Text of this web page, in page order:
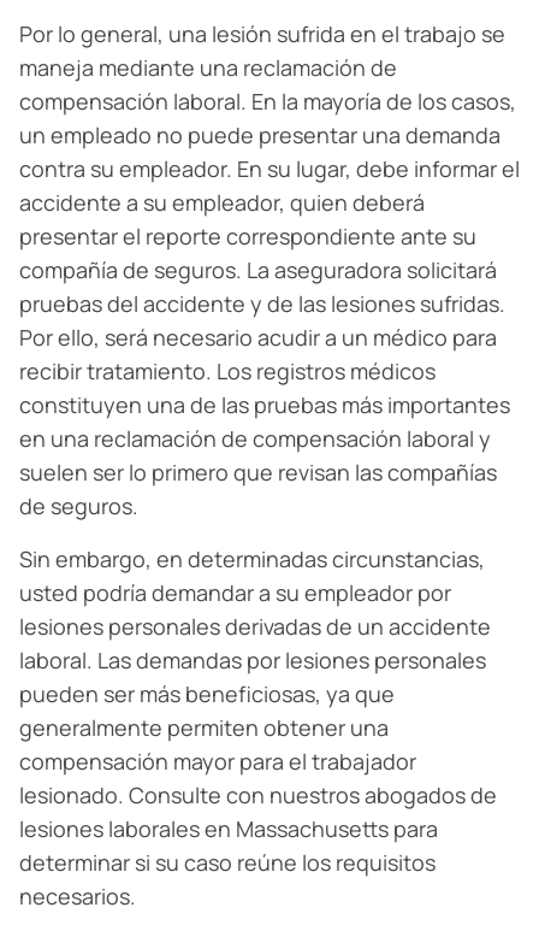
Por lo general, una lesión sufrida en el trabajo se
maneja mediante una reclamación de
compensación laboral. En la mayoría de los casos,
un empleado no puede presentar una demanda
contra su empleador. En su lugar, debe informar el
accidente a su empleador, quien deberá
presentar el reporte correspondiente ante su
compañía de seguros. La aseguradora solicitará
pruebas del accidente y de las lesiones sufridas.
Por ello, será necesario acudir a un médico para
recibir tratamiento. Los registros médicos
constituyen una de las pruebas más importantes
en una reclamación de compensación laboral y
suelen ser lo primero que revisan las compañías
de seguros.
Sin embargo, en determinadas circunstancias,
usted podría demandar a su empleador por
lesiones personales derivadas de un accidente
laboral. Las demandas por lesiones personales
pueden ser más beneficiosas, ya que
generalmente permiten obtener una
compensación mayor para el trabajador
lesionado. Consulte con nuestros abogados de
lesiones laborales en Massachusetts para
determinar si su caso reúne los requisitos
necesarios.